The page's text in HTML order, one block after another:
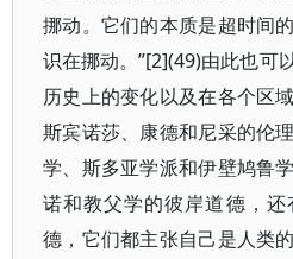
挪动。它们的本质是超时间
识在挪动。”[2](49)由此也可
历史上的变化以及在各个区
斯宾诺莎、康德和尼采的伦
学、斯多亚学派和伊壁鸠鲁
诺和教父学的彼岸道德，
德，它们都主张自己是人类